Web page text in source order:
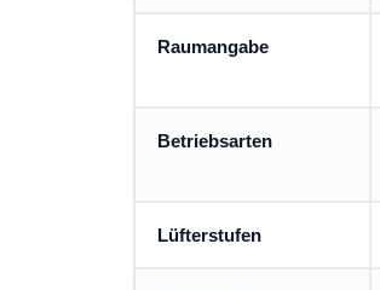
Raumangabe
Betriebsarten
Lüfterstufen